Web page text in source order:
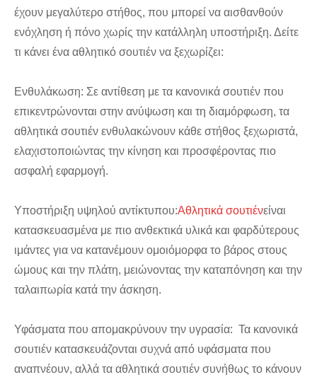
έχουν μεγαλύτερο στήθος, που μπορεί να αισθανθούν
ενόχληση ή πόνο χωρίς την κατάλληλη υποστήριξη. Δείτε
τι κάνει ένα αθλητικό σουτιέν να ξεχωρίζει:
Ενθυλάκωση: Σε αντίθεση με τα κανονικά σουτιέν που
επικεντρώνονται στην ανύψωση και τη διαμόρφωση, τα
αθλητικά σουτιέν ενθυλακώνουν κάθε στήθος ξεχωριστά,
ελαχιστοποιώντας την κίνηση και προσφέροντας πιο
ασφαλή εφαρμογή.
Υποστήριξη υψηλού αντίκτυπου:Αθλητικά σουτιένείναι
κατασκευασμένα με πιο ανθεκτικά υλικά και φαρδύτερους
ιμάντες για να κατανέμουν ομοιόμορφα το βάρος στους
ώμους και την πλάτη, μειώνοντας την καταπόνηση και την
ταλαιπωρία κατά την άσκηση.
Υφάσματα που απομακρύνουν την υγρασία: Τα κανονικά
σουτιέν κατασκευάζονται συχνά από υφάσματα που
αναπνέουν, αλλά τα αθλητικά σουτιέν συνήθως το κάνουν